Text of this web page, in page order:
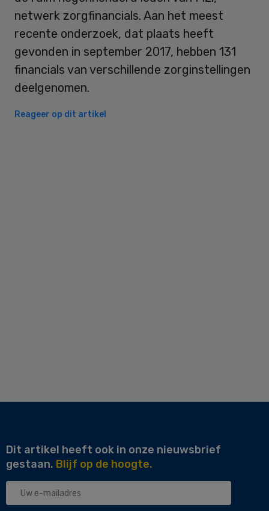
netwerk zorgfinancials. Aan het meest
recente onderzoek, dat plaats heeft
gevonden in september 2017, hebben 131
financials van verschillende zorginstellingen
deelgenomen.
Reageer op dit artikel
Dit artikel heeft ook in onze nieuwsbrief
gestaan. Blijf op de hoogte.
Uw